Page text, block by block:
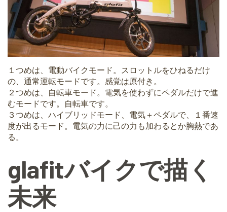
１つめは、電動バイクモード。スロットルをひねるだけ
の、通常運転モードです。感覚は原付き。
２つめは、自転車モード。電気を使わずにペダルだけで進
むモードです。自転車です。
３つめは、ハイブリッドモード、電気＋ペダルで、１番速
度が出るモード。電気の力に己の力も加わるとか胸熱であ
る。
glafitバイクで描く
未来